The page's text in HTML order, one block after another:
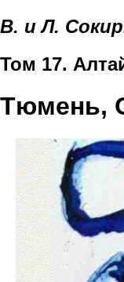
В. и Л.
Том 17.
Тюмень,